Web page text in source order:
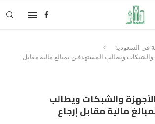
في السعودية
ويطالب المستهدفين بمبالغ مالية مقابل
والشبكات ويطالب
مالية مقابل إرجاع